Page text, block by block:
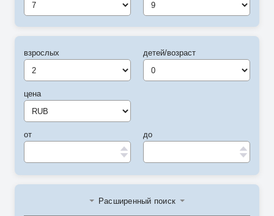
7 9
взрослых
цена
от
детей/возраст
до
Расширенный поиск